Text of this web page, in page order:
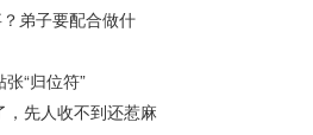
弟子要配合做什
“归位符”
先人收不到还惹麻